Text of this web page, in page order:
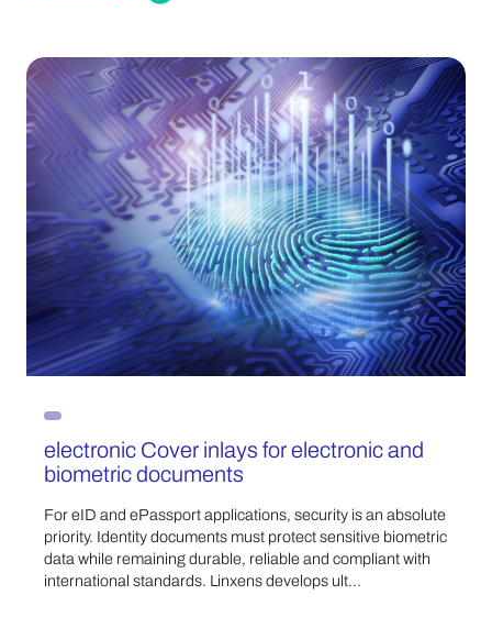
electronic Cover inlays for electronic and
biometric documents
For eID and ePassport applications, security is an absolute
priority. Identity documents must protect sensitive biometric
data while remaining durable, reliable and compliant with
international standards. Linxens develops ult...